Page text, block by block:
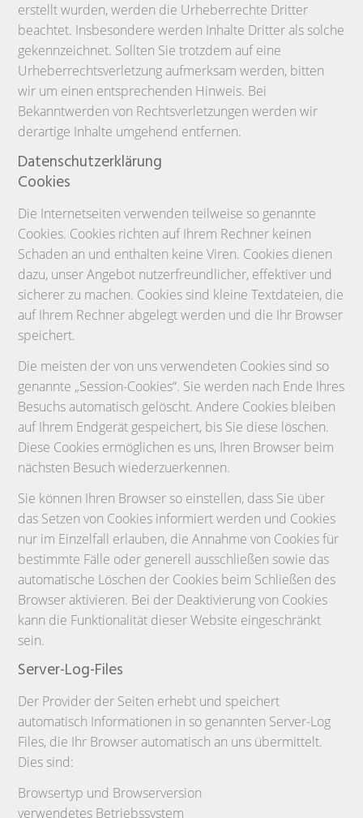
erstellt wurden, werden die Urheberrechte Dritter
beachtet. Insbesondere werden Inhalte Dritter als solche
gekennzeichnet. Sollten Sie trotzdem auf eine
Urheberrechtsverletzung aufmerksam werden, bitten
wir um einen entsprechenden Hinweis. Bei
Bekanntwerden von Rechtsverletzungen werden wir
derartige Inhalte umgehend entfernen.
Datenschutzerklärung
Cookies
Die Internetseiten verwenden teilweise so genannte
Cookies. Cookies richten auf Ihrem Rechner keinen
Schaden an und enthalten keine Viren. Cookies dienen
dazu, unser Angebot nutzerfreundlicher, effektiver und
sicherer zu machen. Cookies sind kleine Textdateien, die
auf Ihrem Rechner abgelegt werden und die Ihr Browser
speichert.
Die meisten der von uns verwendeten Cookies sind so
genannte „Session-Cookies“. Sie werden nach Ende Ihres
Besuchs automatisch gelöscht. Andere Cookies bleiben
auf Ihrem Endgerät gespeichert, bis Sie diese löschen.
Diese Cookies ermöglichen es uns, Ihren Browser beim
nächsten Besuch wiederzuerkennen.
Sie können Ihren Browser so einstellen, dass Sie über
das Setzen von Cookies informiert werden und Cookies
nur im Einzelfall erlauben, die Annahme von Cookies für
bestimmte Fälle oder generell ausschließen sowie das
automatische Löschen der Cookies beim Schließen des
Browser aktivieren. Bei der Deaktivierung von Cookies
kann die Funktionalität dieser Website eingeschränkt
sein.
Server-Log-Files
Der Provider der Seiten erhebt und speichert
automatisch Informationen in so genannten Server-Log
Files, die Ihr Browser automatisch an uns übermittelt.
Dies sind:
Browsertyp und Browserversion
verwendetes Betriebssystem